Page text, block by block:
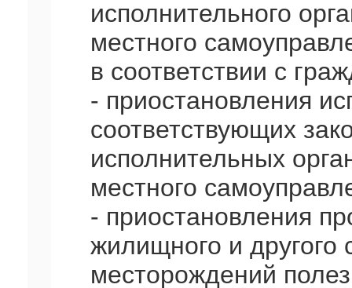
исполнительного
местного
в соответствии с
- приостановления
соответствующих
исполнительных
местного
- приостановления
жилищного и другого
месторождений